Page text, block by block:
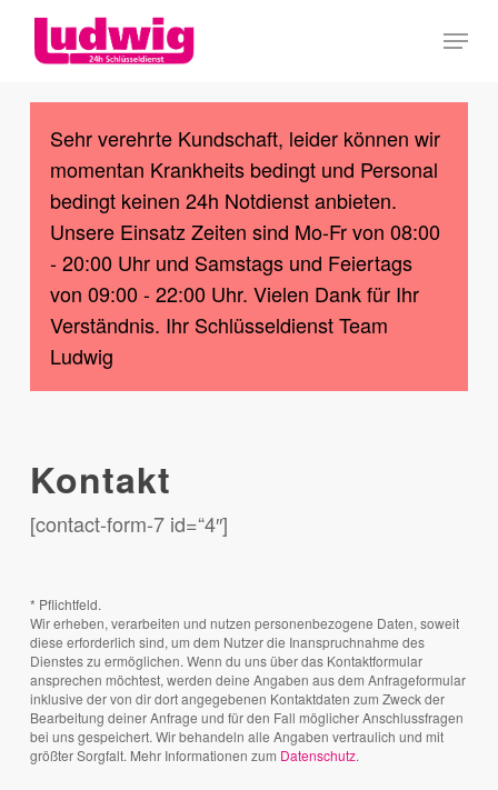
Skip
content
Menu
Sehr verehrte Kundschaft, leider können wir
momentan Krankheits bedingt und Personal
bedingt keinen 24h Notdienst anbieten.
Unsere Einsatz Zeiten sind Mo-Fr von 08:00
- 20:00 Uhr und Samstags und Feiertags
von 09:00 - 22:00 Uhr. Vielen Dank für Ihr
Verständnis. Ihr Schlüsseldienst Team
Ludwig
Kontakt
[contact-form-7 id=“4″]
* Pflichtfeld.
Wir erheben, verarbeiten und nutzen personenbezogene Daten, soweit
diese erforderlich sind, um dem Nutzer die Inanspruchnahme des
Dienstes zu ermöglichen. Wenn du uns über das Kontaktformular
ansprechen möchtest, werden deine Angaben aus dem Anfrageformular
inklusive der von dir dort angegebenen Kontaktdaten zum Zweck der
Bearbeitung deiner Anfrage und für den Fall möglicher Anschlussfragen
bei uns gespeichert. Wir behandeln alle Angaben vertraulich und mit
größter Sorgfalt. Mehr Informationen zum Datenschutz.
Menu